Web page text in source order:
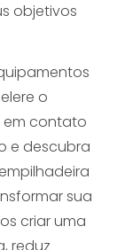
objetivos
o
em contato
e descubra
sua
criar uma